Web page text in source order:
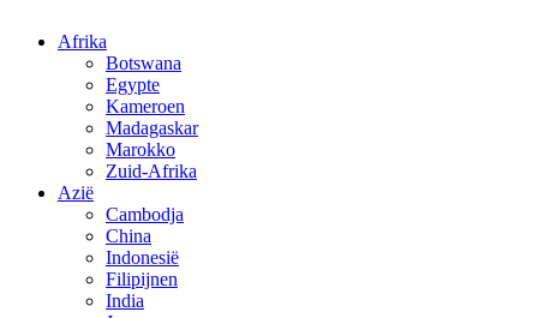
Afrika
Botswana
Egypte
Kameroen
Madagaskar
Marokko
Zuid-Afrika
Azië
Cambodja
China
Indonesië
Filipijnen
India